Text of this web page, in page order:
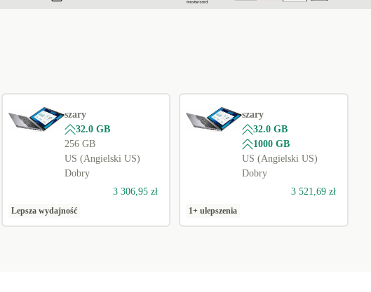
szary
32.0 GB
256 GB
US (Angielski US)
Dobry
3 306,95 zł
Lepsza wydajność
szary
32.0 GB
1000 GB
US (Angielski US)
Dobry
3 521,69 zł
1+ ulepszenia